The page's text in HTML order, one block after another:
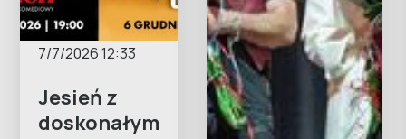
7/7/2026 12:33
Jesień z
doskonałym